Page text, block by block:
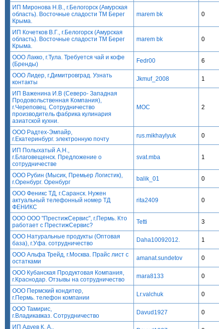
ИП Миронова Н.В., г.Белогорск (Амурская
область). Восточные сладости ТМ Берег
Крыма.
marem bk 0
ИП Кочетков В.Г., г.Белогорск (Амурская
область). Восточные сладости ТМ Берег
Крыма.
marem bk 0
ООО Лакко, г.Тула. Требуется чай и кофе
(Бренды)
Fedr00 6
ООО Лидер, г.Димитровград. Узнать
контакты
Jkmuf_2008 1
ИП Важенина И.В (Северо- Западная
Продовольственная Компания),
г.Череповец. Сотрудничество
производитель фабрика кулинария
азиатской кухни.
MOC 2
ООО Радтех-Эмпайр,
г.Екатеринбург. электронную почту
rus.mikhaylyuk 0
ИП Полыхатый А.Н.,
г.Благовещенск. Предложение о
сотрудничестве
svat.mba 1
ООО Рубин (Мысик, Премьер Логистик),
г.Оренбург. Оренбург
balik_01 0
ООО Феникс ТД, г.Саранск. Нужен
актуальный телефонный номер ТД
ФЕНИКС
rita2409 0
ООО ООО "ПрестижСервис", г.Пермь. Кто
работает с ПрестижСервис?
Tetti 3
ООО Натуральные продукты (Оптовая
база), г.Уфа. сотрудничество
Daha10092012. 1
ООО Альфа Трейд, г.Москва. Прайс лист с
остатками
amanat.sundetov 0
ООО Кубанская Продуктовая Компания,
г.Краснодар. Отзывы на сотрудничество
mara8133 0
ООО Пермский кондитер,
г.Пермь. телефон компании
Lr.valchuk 0
ООО Тамирис,
г.Владикавказ. Сотрудничество
Davud1927 0
ИП Адуев К. А.,